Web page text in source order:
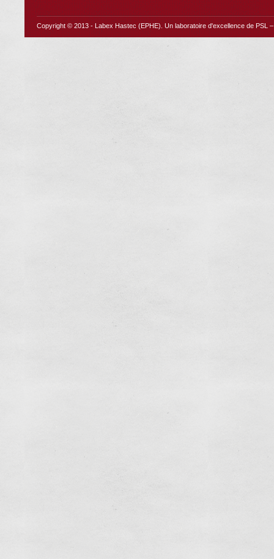
Copyright © 2013 - Labex Hastec (EPHE) . Un laboratoire d'excellence de